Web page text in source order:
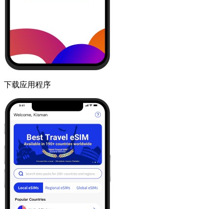
下载应用程序